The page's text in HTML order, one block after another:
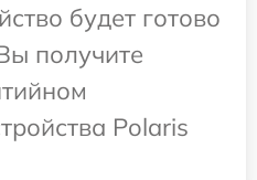
будет готово
получите
Polaris